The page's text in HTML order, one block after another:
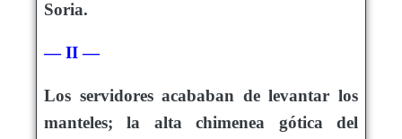
Soria.
— II —
Los servidores acababan de levantar los
manteles; la alta chimenea gótica del